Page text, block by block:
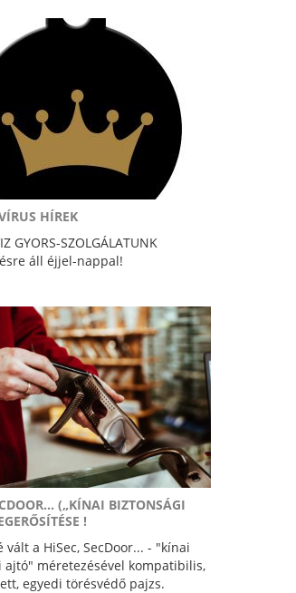
HÍREK
GYORS-SZOLGÁLATUNK
áll éjjel-nappal!
(„KÍNAI BIZTONSÁGI
!
vált a HiSec, SecDoor... - "kínai
ajtó" méretezésével kompatibilis,
egyedi törésvédő pajzs.